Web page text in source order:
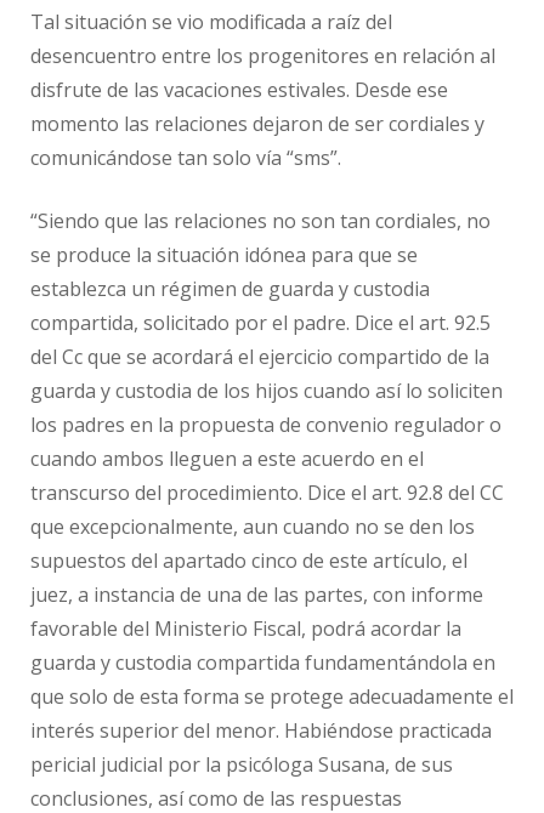
Tal situación se vio modificada a raíz del
desencuentro entre los progenitores en relación al
disfrute de las vacaciones estivales. Desde ese
momento las relaciones dejaron de ser cordiales y
comunicándose tan solo vía “sms”.
“Siendo que las relaciones no son tan cordiales, no
se produce la situación idónea para que se
establezca un régimen de guarda y custodia
compartida, solicitado por el padre. Dice el art. 92.5
del Cc que se acordará el ejercicio compartido de la
guarda y custodia de los hijos cuando así lo soliciten
los padres en la propuesta de convenio regulador o
cuando ambos lleguen a este acuerdo en el
transcurso del procedimiento. Dice el art. 92.8 del CC
que excepcionalmente, aun cuando no se den los
supuestos del apartado cinco de este artículo, el
juez, a instancia de una de las partes, con informe
favorable del Ministerio Fiscal, podrá acordar la
guarda y custodia compartida fundamentándola en
que solo de esta forma se protege adecuadamente el
interés superior del menor. Habiéndose practicada
pericial judicial por la psicóloga Susana, de sus
conclusiones, así como de las respuestas